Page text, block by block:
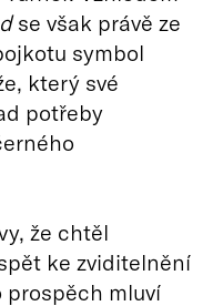
se však právě ze
symbol
který své
potřeby
že chtěl
ke zviditelnění
mluví